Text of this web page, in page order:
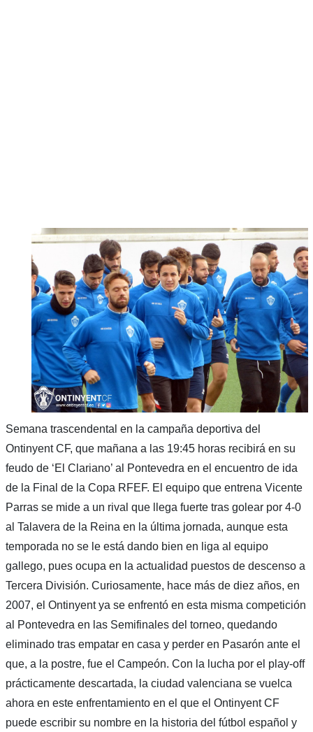
Semana trascendental en la campaña deportiva del
Ontinyent CF, que mañana a las 19:45 horas recibirá en su
feudo de ‘El Clariano’ al Pontevedra en el encuentro de ida
de la Final de la Copa RFEF. El equipo que entrena Vicente
Parras se mide a un rival que llega fuerte tras golear por 4-0
al Talavera de la Reina en la última jornada, aunque esta
temporada no se le está dando bien en liga al equipo
gallego, pues ocupa en la actualidad puestos de descenso a
Tercera División. Curiosamente, hace más de diez años, en
2007, el Ontinyent ya se enfrentó en esta misma competición
al Pontevedra en las Semifinales del torneo, quedando
eliminado tras empatar en casa y perder en Pasarón ante el
que, a la postre, fue el Campeón. Con la lucha por el play-off
prácticamente descartada, la ciudad valenciana se vuelca
ahora en este enfrentamiento en el que el Ontinyent CF
puede escribir su nombre en la historia del fútbol español y